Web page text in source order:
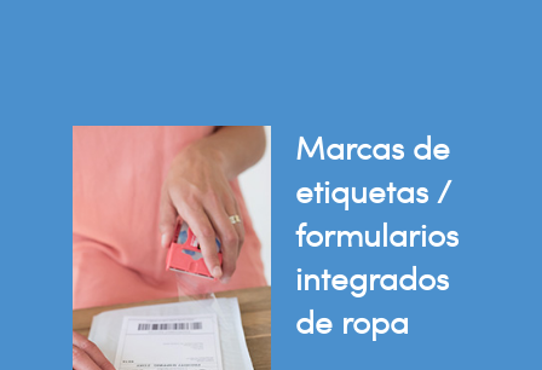
Marcas de
etiquetas /
formularios
integrados
de ropa